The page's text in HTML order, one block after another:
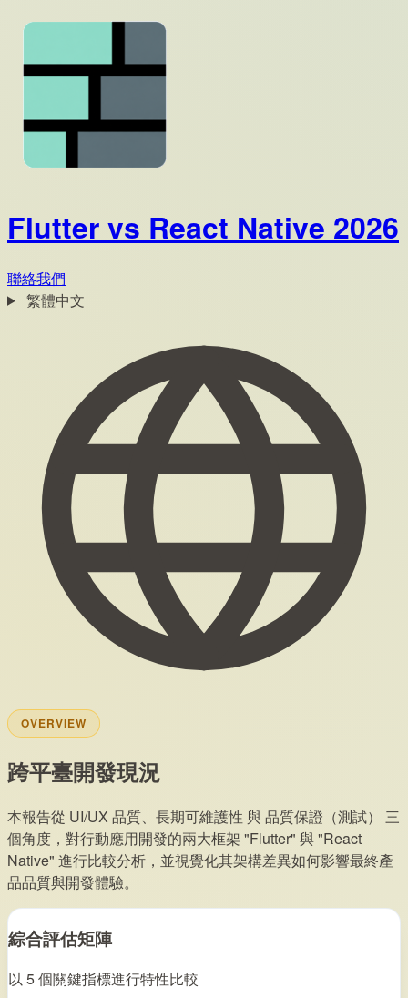
Flutter vs React Native 2026
聯絡我們
繁體中文
OVERVIEW
跨平臺開發現況
本報告從 UI/UX 品質、長期可維護性 與 品質保證（測試） 三
個角度，對行動應用開發的兩大框架 "Flutter" 與 "React
Native" 進行比較分析，並視覺化其架構差異如何影響最終產
品品質與開發體驗。
綜合評估矩陣
以 5 個關鍵指標進行特性比較